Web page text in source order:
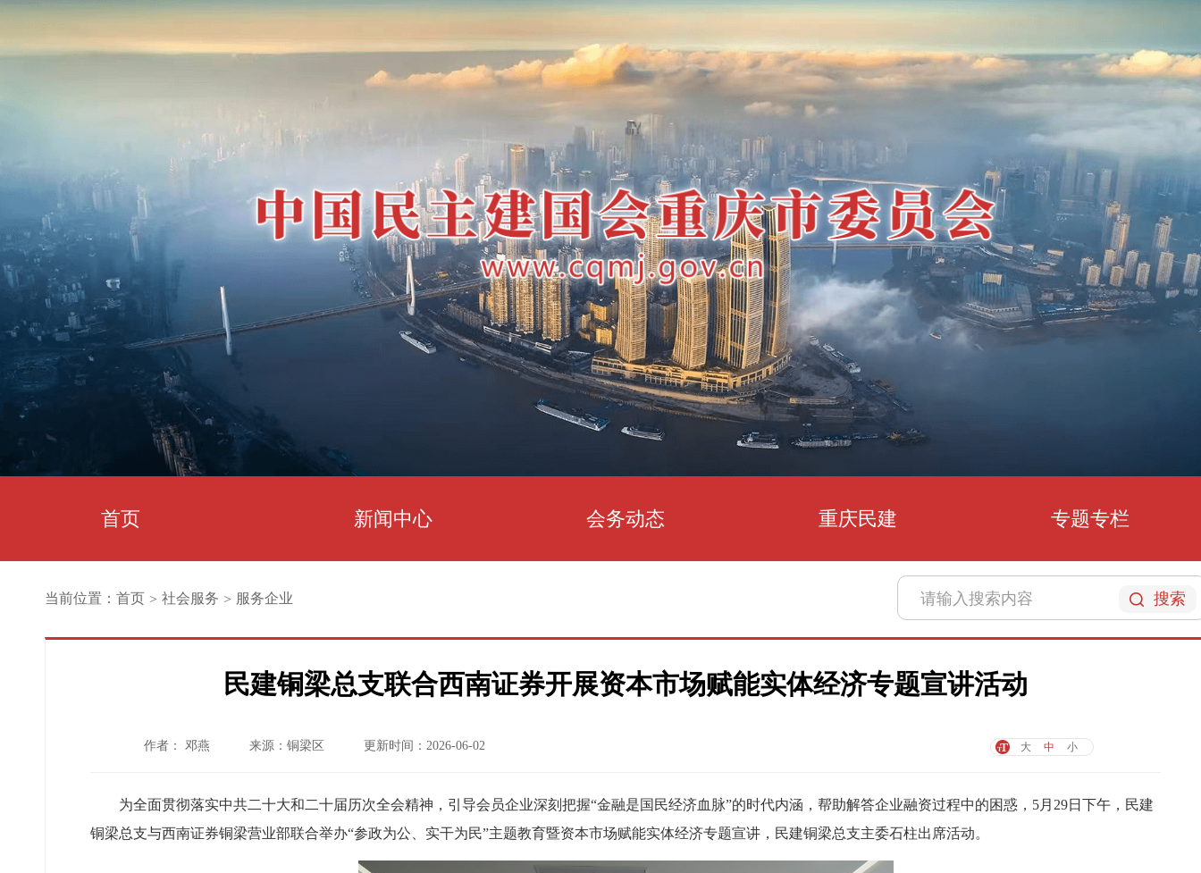
首页 新闻中心 会务动态 重庆民建 专题专栏
搜索
当前位置： 首页 > 社会服务 > 服务企业
民建铜梁总支联合西南证券开展资本市场赋能实体经济专题宣讲活动
作者： 邓燕 来源：铜梁区 更新时间：2026-06-02 大 中 小
为全面贯彻落实中共二十大和二十届历次全会精神，引导会员企业深刻把握“金融是国民经济血脉”的时代内涵，帮助解答企业融资过程中的困惑，5月29日下午，民建
铜梁总支与西南证券铜梁营业部联合举办“参政为公、实干为民”主题教育暨资本市场赋能实体经济专题宣讲，民建铜梁总支主委石柱出席活动。